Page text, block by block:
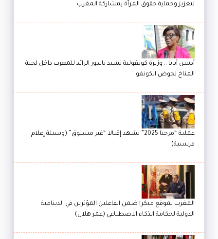
لتعزيز وحماية حقوق المرأة بمشاركة المغرب
أديس أبابا .. وزيرة كونغولية تشيد بالدور الرائد للمغرب داخل لجنة
المناخ لحوض الكونغو
عملية “مرحبا 2025” تشهد إقبالا “غير مسبوق” (وسيلة إعلام
فرنسية)
المغرب تموقع مبكرا ضمن الفاعلين المؤثرين في الدينامية
الدولية لحكامة الذكاء الاصطناعي (عمر هلال)